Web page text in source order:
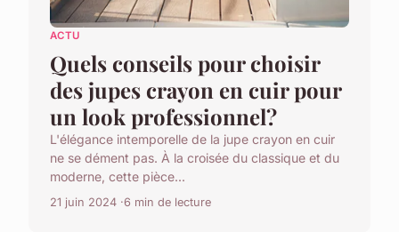
ACTU
Quels conseils pour choisir
des jupes crayon en cuir pour
un look professionnel?
L'élégance intemporelle de la jupe crayon en cuir
ne se dément pas. À la croisée du classique et du
moderne, cette pièce...
21 juin 2024 6 min de lecture